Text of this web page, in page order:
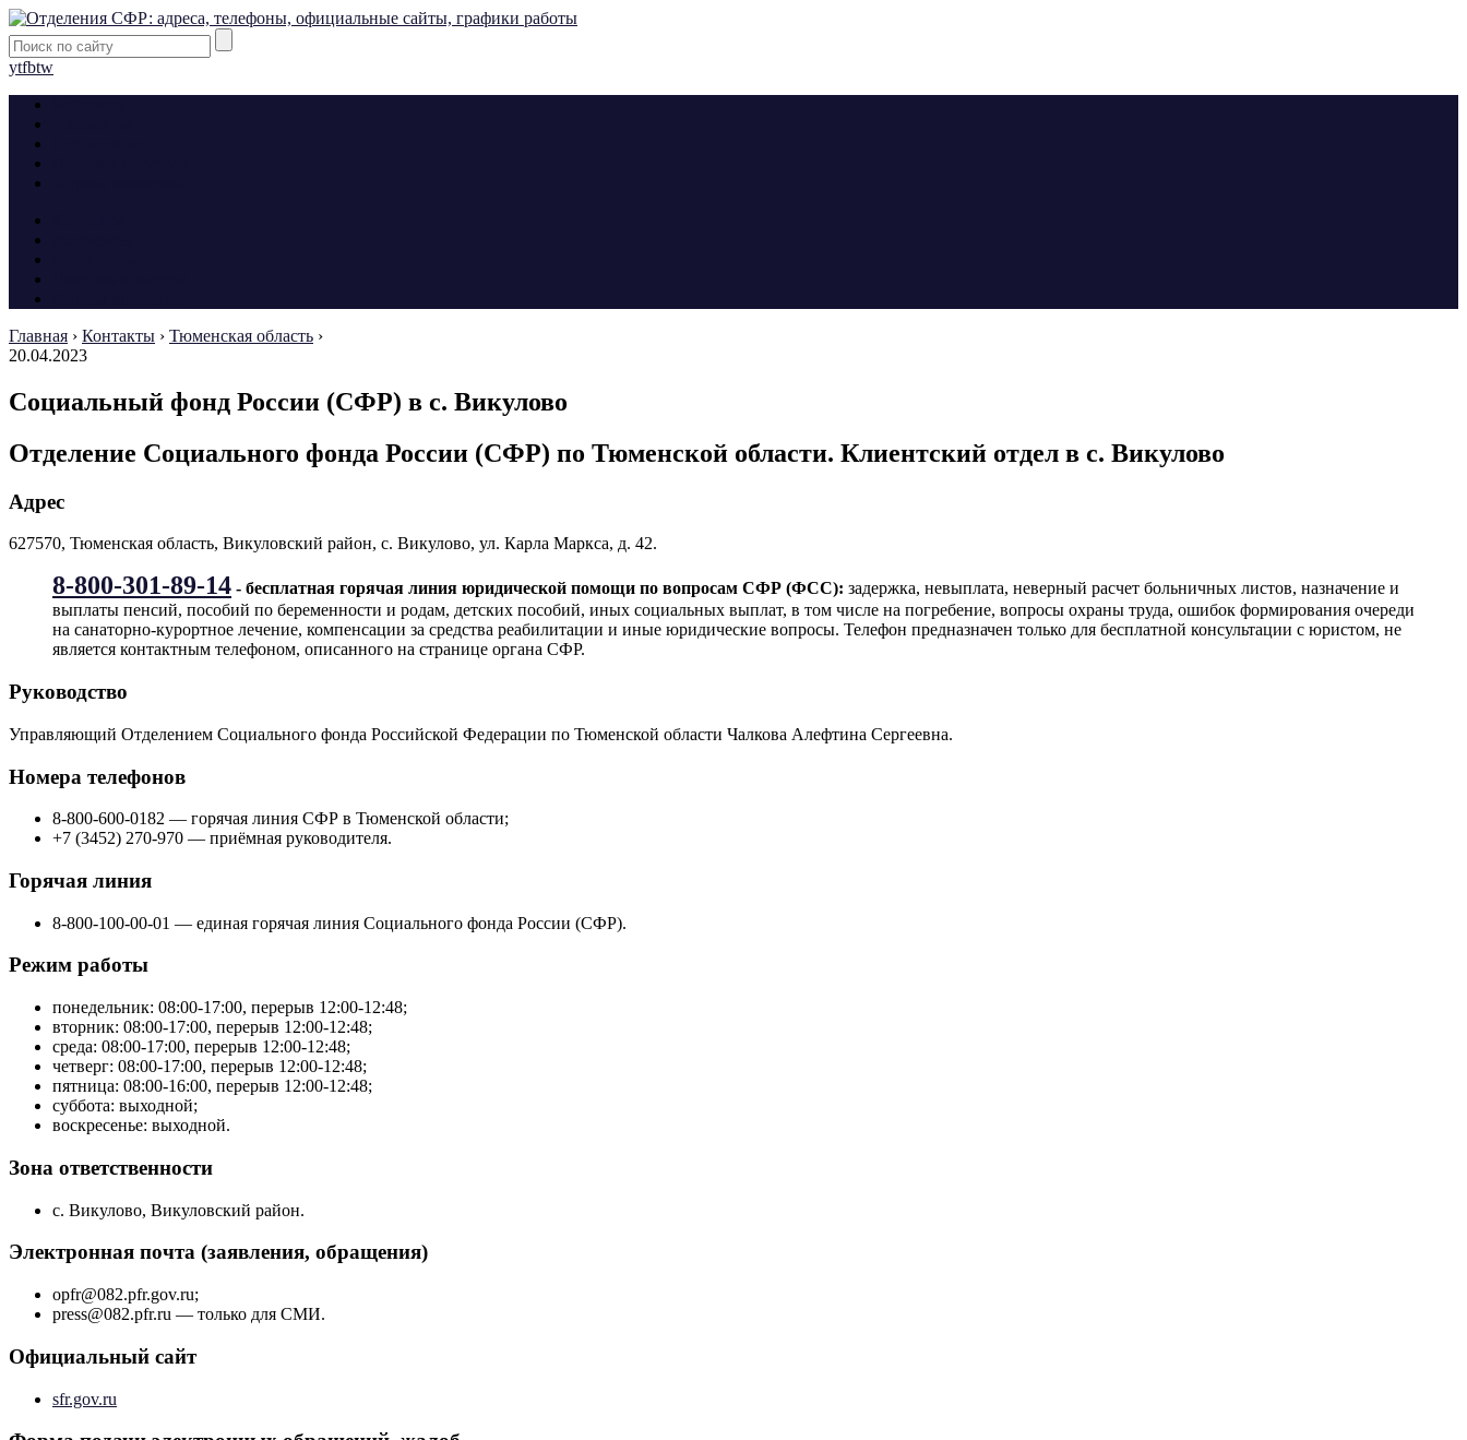
ytfbtw
Главная › Контакты › Тюменская область ›
20.04.2023
Социальный фонд России (СФР) в с. Викулово
Отделение Социального фонда России (СФР) по Тюменской области. Клиентский отдел в с. Викулово
Адрес
627570, Тюменская область, Викуловский район, с. Викулово, ул. Карла Маркса, д. 42.
8-800-301-89-14 - бесплатная горячая линия юридической помощи по вопросам CФР (ФСС): задержка, невыплата, неверный расчет больничных листов, назначение и
выплаты пенсий, пособий по беременности и родам, детских пособий, иных социальных выплат, в том числе на погребение, вопросы охраны труда, ошибок формирования очереди
на санаторно-курортное лечение, компенсации за средства реабилитации и иные юридические вопросы. Телефон предназначен только для бесплатной консультации с юристом, не
является контактным телефоном, описанного на странице органа СФР.
Руководство
Управляющий Отделением Социального фонда Российской Федерации по Тюменской области Чалкова Алефтина Сергеевна.
Номера телефонов
8-800-600-0182 — горячая линия СФР в Тюменской области;
+7 (3452) 270-970 — приёмная руководителя.
Горячая линия
8-800-100-00-01 — единая горячая линия Социального фонда России (СФР).
Режим работы
понедельник: 08:00-17:00, перерыв 12:00-12:48;
вторник: 08:00-17:00, перерыв 12:00-12:48;
среда: 08:00-17:00, перерыв 12:00-12:48;
четверг: 08:00-17:00, перерыв 12:00-12:48;
пятница: 08:00-16:00, перерыв 12:00-12:48;
суббота: выходной;
воскресенье: выходной.
Зона ответственности
с. Викулово, Викуловский район.
Электронная почта (заявления, обращения)
opfr@082.pfr.gov.ru;
press@082.pfr.ru — только для СМИ.
Официальный сайт
sfr.gov.ru